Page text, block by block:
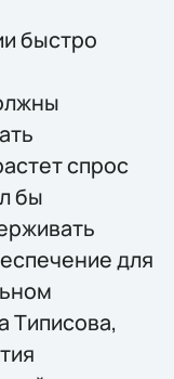
быстро
спрос
бы
для
Типисова,